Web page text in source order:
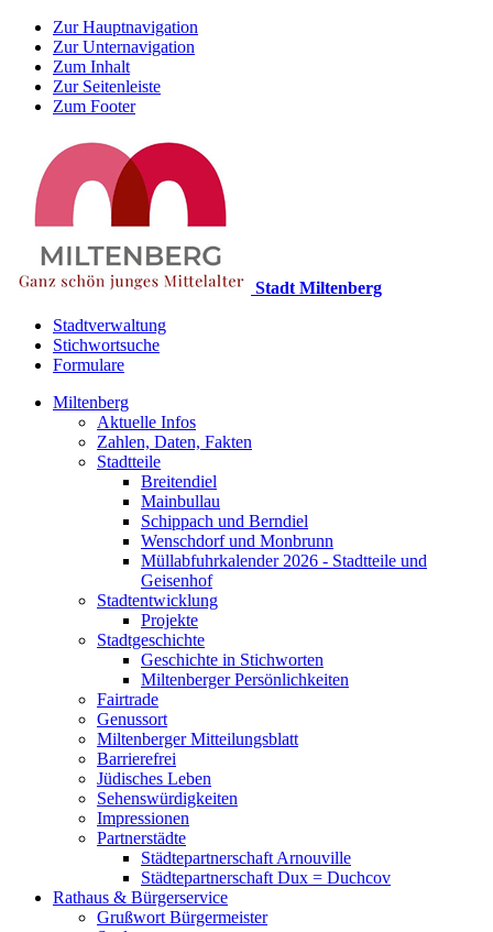
Zur Hauptnavigation
Zur Unternavigation
Zum Inhalt
Zur Seitenleiste
Zum Footer
Stadt Miltenberg
Stadtverwaltung
Stichwortsuche
Formulare
Miltenberg
Aktuelle Infos
Zahlen, Daten, Fakten
Stadtteile
Breitendiel
Mainbullau
Schippach und Berndiel
Wenschdorf und Monbrunn
Müllabfuhrkalender 2026 - Stadtteile und
Geisenhof
Stadtentwicklung
Projekte
Stadtgeschichte
Geschichte in Stichworten
Miltenberger Persönlichkeiten
Fairtrade
Genussort
Miltenberger Mitteilungsblatt
Barrierefrei
Jüdisches Leben
Sehenswürdigkeiten
Impressionen
Partnerstädte
Städtepartnerschaft Arnouville
Städtepartnerschaft Dux = Duchcov
Rathaus & Bürgerservice
Grußwort Bürgermeister